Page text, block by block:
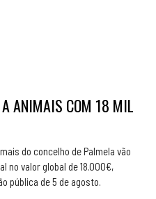
A ANIMAIS COM 18 MIL
do concelho de Palmela vão
no valor global de 18.000€,
pública de 5 de agosto.